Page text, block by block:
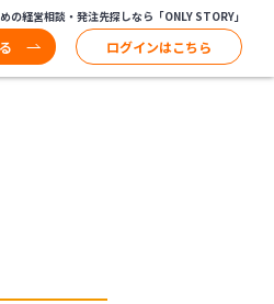
の経営相談・発注先探しなら「ONLY STORY」
ログインはこちら